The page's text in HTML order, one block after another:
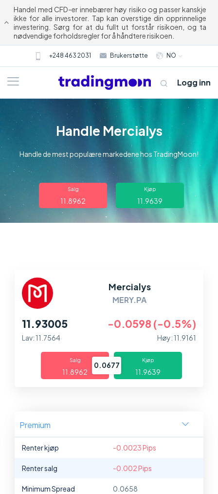
Handel med CFD-er innebærer høy risiko og passer kanskje
ikke for alle investorer. Tap kan overstige din opprinnelige
investering. Sørg for at du fullt ut forstår risikoen, og ta
nødvendige forholdsregler for å håndtere risikoen.
+248 463 2031 Brukerstøtte NO
Om oss
Hjelp og info
Logg inn
Handle Mercialys
Handle de mest populære markedene hos TradingMoon!
Salg
11.8962
Kjøp
11.9639
Mercialys
MERY.PA
11.93005 -0.0598 (-0.5%)
Lav: 11.7564 Høy: 11.9161
Salg
11.8962
0.0677
Kjøp
11.9639
Premium
Renter kjøp -0.0023 Pips
Renter salg -0.002 Pips
Minimum Spread 0.0658